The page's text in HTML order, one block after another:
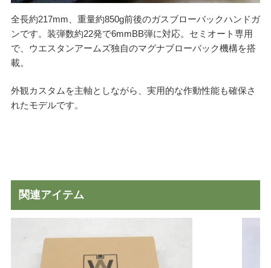
全長約217mm、重量約850g前後のガスブローバックハンドガ
ンです。装弾数約22発で6mmBB弾に対応。セミオート専用
で、ウエスタンアームズ独自のマグナブローバック機構を搭
載。
外観カスタムを主軸としながら、実用的な作動性能も確保さ
れたモデルです。
関連アイテム